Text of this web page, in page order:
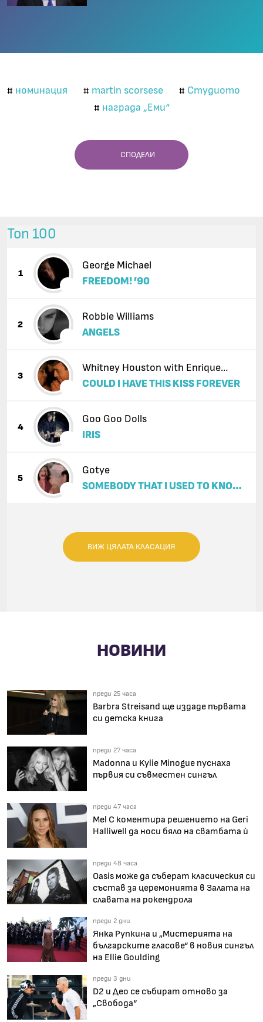
# номинация # martin scorsese # Студиото
# награда „Еми“
СПОДЕЛИ
Топ 100
1
George Michael
FREEDOM! ’90
2
Robbie Williams
ANGELS
3
Whitney Houston with Enrique
Iglesias
COULD I HAVE THIS KISS FOREVER
4
Goo Goo Dolls
IRIS
5
Gotye
SOMEBODY THAT I USED TO KNOW
ВИЖ ЦЯЛАТА КЛАСАЦИЯ
НОВИНИ
преди 25 часа
Barbra Streisand ще издаде първата
си детска книга
преди 27 часа
Madonna и Kylie Minogue пуснаха
първия си съвместен сингъл
преди 47 часа
Mel C коментира решението на Geri
Halliwell да носи бяло на сватбата ѝ
преди 48 часа
Oasis може да съберат класическия си
състав за церемонията в Залата на
славата на рокендрола
преди 2 дни
Янка Рупкина и „Мистерията на
българските гласове“ в новия сингъл
на Ellie Goulding
преди 3 дни
D2 и Део се събират отново за
„Свобода“